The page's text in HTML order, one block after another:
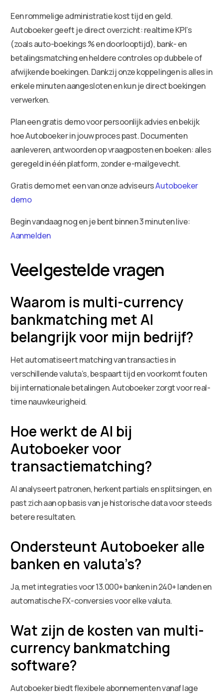
Een rommelige administratie kost tijd en geld.
Autoboeker geeft je direct overzicht: realtime KPI’s
(zoals auto-boekings % en doorlooptijd), bank- en
betalingsmatching en heldere controles op dubbele of
afwijkende boekingen. Dankzij onze koppelingen is alles in
enkele minuten aangesloten en kun je direct boekingen
verwerken.
Plan een gratis demo voor persoonlijk advies en bekijk
hoe Autoboeker in jouw proces past. Documenten
aanleveren, antwoorden op vraagposten en boeken: alles
geregeld in één platform, zonder e-mailgevecht.
Gratis demo met een van onze adviseursAutoboeker
demo
Begin vandaag nog en je bent binnen 3 minuten live:
Aanmelden
Veelgestelde vragen
Waarom is multi-currency
bankmatching met AI
belangrijk voor mijn bedrijf?
Het automatiseert matching van transacties in
verschillende valuta’s, bespaart tijd en voorkomt fouten
bij internationale betalingen. Autoboeker zorgt voor real-
time nauwkeurigheid.
Hoe werkt de AI bij
Autoboeker voor
transactiematching?
AI analyseert patronen, herkent partials en splitsingen, en
past zich aan op basis van je historische data voor steeds
betere resultaten.
Ondersteunt Autoboeker alle
banken en valuta’s?
Ja, met integraties voor 13.000+ banken in 240+ landen en
automatische FX-conversies voor elke valuta.
Wat zijn de kosten van multi-
currency bankmatching
software?
Autoboeker biedt flexibele abonnementen vanaf lage